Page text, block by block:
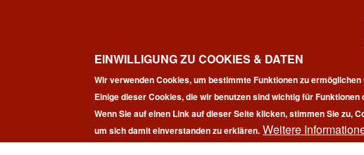
Copyright ©
EINWILLIGUNG ZU COOKIES & DATEN
Wir verwenden Cookies, um bestimmte Funktionen zu
Einige dieser Cookies, die wir benutzen sind wichtig für
Wenn Sie auf einen Link auf dieser Seite klicken, stimmen Sie zu,
um sich damit einverstanden zu erklären. Weitere